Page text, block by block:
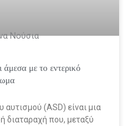
άμεσα με το εντερικό
(ASD) είναι μια
διαταραχή που, μεταξύ